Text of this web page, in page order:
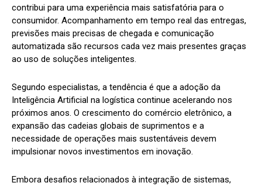
contribui para uma experiência mais satisfatória para o
consumidor. Acompanhamento em tempo real das entregas,
previsões mais precisas de chegada e comunicação
automatizada são recursos cada vez mais presentes graças
ao uso de soluções inteligentes.
Segundo especialistas, a tendência é que a adoção da
Inteligência Artificial na logística continue acelerando nos
próximos anos. O crescimento do comércio eletrônico, a
expansão das cadeias globais de suprimentos e a
necessidade de operações mais sustentáveis devem
impulsionar novos investimentos em inovação.
Embora desafios relacionados à integração de sistemas,